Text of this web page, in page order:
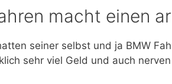
macht einen
seiner selbst und ja BMW
sehr viel Geld und auch